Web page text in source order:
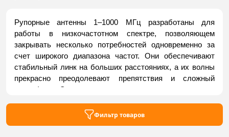
Рупорные антенны 1–1000 МГц разработаны для
работы в низкочастотном спектре, позволяющем
закрывать несколько потребностей одновременно за
счет широкого диапазона частот. Они обеспечивают
стабильный линк на больших расстояниях, а их волны
прекрасно преодолевают препятствия и сложный
рельеф. Эти антенны используются для
спецсвязи и интегрируються в  комплексы РЭБ/РЭР и
Фильтр товаров